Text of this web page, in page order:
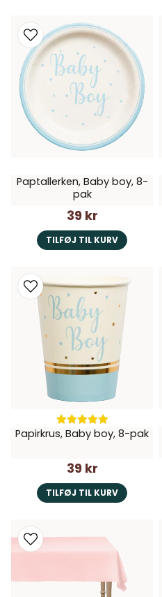
Paptallerken, Baby boy, 8-
pak
39 kr
TILFØJ TIL KURV
Papirkrus, Baby boy, 8-pak
39 kr
TILFØJ TIL KURV